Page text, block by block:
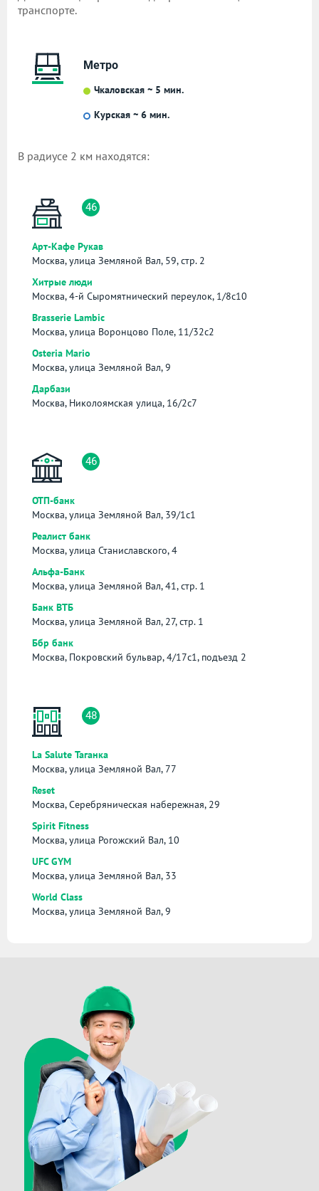
транспорте.
Метро
Чкаловская ~ 5 мин.
Курская ~ 6 мин.
В радиусе 2 км находятся:
46
Арт-Кафе Рукав
Москва, улица Земляной Вал, 59, стр. 2
Хитрые люди
Москва, 4-й Сыромятнический переулок, 1/8с10
Brasserie Lambic
Москва, улица Воронцово Поле, 11/32с2
Osteria Mario
Москва, улица Земляной Вал, 9
Дарбази
Москва, Николоямская улица, 16/2с7
46
ОТП-банк
Москва, улица Земляной Вал, 39/1с1
Реалист банк
Москва, улица Станиславского, 4
Альфа-Банк
Москва, улица Земляной Вал, 41, стр. 1
Банк ВТБ
Москва, улица Земляной Вал, 27, стр. 1
Ббр банк
Москва, Покровский бульвар, 4/17с1, подъезд 2
48
La Salute Таганка
Москва, улица Земляной Вал, 77
Reset
Москва, Серебряническая набережная, 29
Spirit Fitness
Москва, улица Рогожский Вал, 10
UFC GYM
Москва, улица Земляной Вал, 33
World Class
Москва, улица Земляной Вал, 9